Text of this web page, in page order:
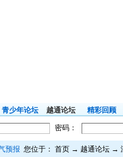
青少年论坛 越通论坛 精彩回顾
密码：
预报 您位于： 首页 → 越通论坛 →
年招生！电话33385696！[公告二